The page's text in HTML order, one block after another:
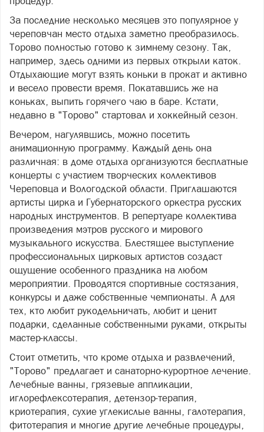
За последние несколько месяцев это популярное у
череповчан место отдыха заметно преобразилось.
Торово полностью готово к зимнему сезону. Так,
например, здесь одними из первых открыли каток.
Отдыхающие могут взять коньки в прокат и активно
и весело провести время. Покатавшись же на
коньках, выпить горячего чаю в баре. Кстати,
недавно в "Торово" стартовал и хоккейный сезон.
Вечером, нагулявшись, можно посетить
анимационную программу. Каждый день она
различная: в доме отдыха организуются бесплатные
концерты с участием творческих коллективов
Череповца и Вологодской области. Приглашаются
артисты цирка и Губернаторского оркестра русских
народных инструментов. В репертуаре коллектива
произведения мэтров русского и мирового
музыкального искусства. Блестящее выступление
профессиональных цирковых артистов создаст
ощущение особенного праздника на любом
мероприятии. Проводятся спортивные состязания,
конкурсы и даже собственные чемпионаты. А для
тех, кто любит рукодельничать, любит и ценит
подарки, сделанные собственными руками, открыты
мастер-классы.
Стоит отметить, что кроме отдыха и развлечений,
"Торово" предлагает и санаторно-курортное лечение.
Лечебные ванны, грязевые аппликации,
иглорефлексотерапия, детензор-терапия,
криотерапия, сухие углекислые ванны, галотерапия,
фитотерапия и многие другие лечебные процедуры,